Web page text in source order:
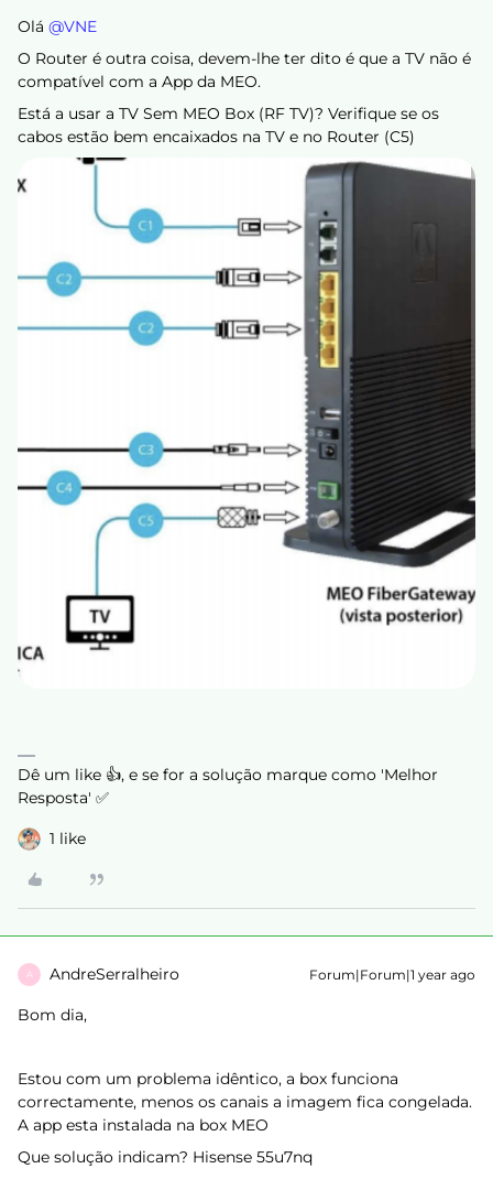
Olá ​ @VNE
O Router é outra coisa, devem-lhe ter dito é que a TV não é
compatível com a App da MEO.
Está a usar a TV Sem MEO Box (RF TV)? Verifique se os
cabos estão bem encaixados na TV e no Router (C5)
Dê um like 👍, e se for a solução marque como 'Melhor
Resposta' ✅
1 like
A AndreSerralheiro Forum|Forum|1 year ago
Bom dia,
Estou com um problema idêntico, a box funciona
correctamente, menos os canais a imagem fica congelada.
A app esta instalada na box MEO
Que solução indicam? Hisense 55u7nq